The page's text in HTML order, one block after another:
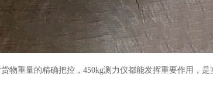
物重量的精确把控，450kg测力仪都能发挥重要作用，是